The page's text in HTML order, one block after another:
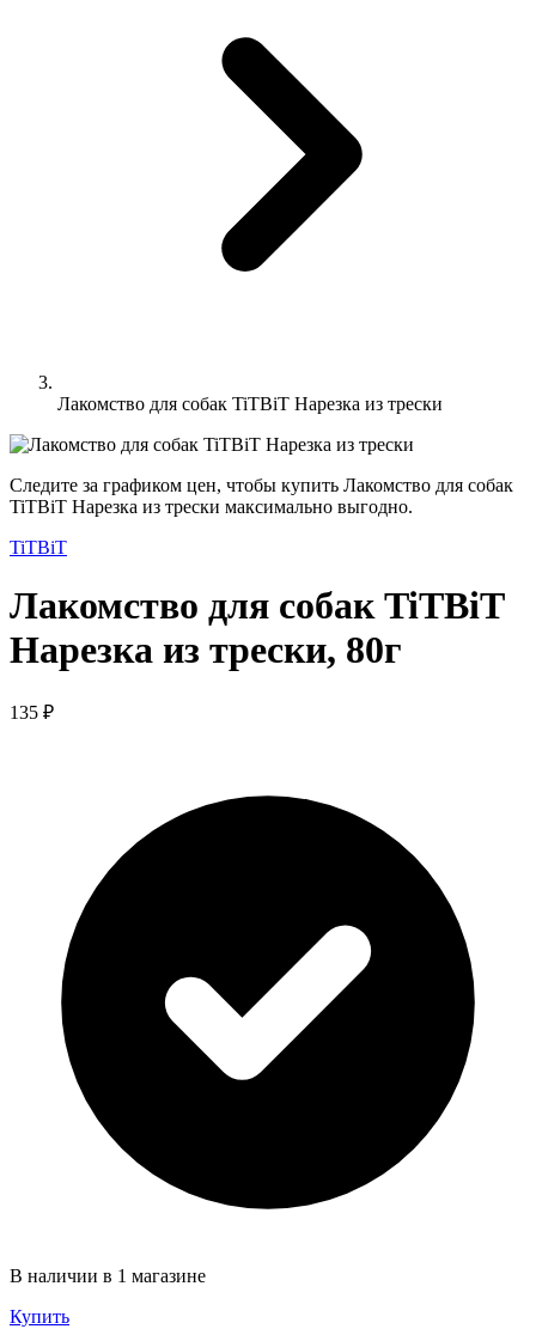
Лакомство для собак TiTBiT Нарезка из трески
Следите за графиком цен, чтобы купить Лакомство для собак
TiTBiT Нарезка из трески максимально выгодно.
TiTBiT
Лакомство для собак TiTBiT
Нарезка из трески, 80г
135 ₽
В наличии в 1 магазине
Купить